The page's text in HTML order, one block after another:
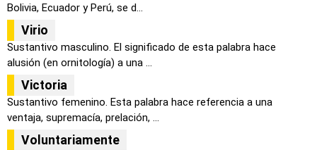
Bolivia, Ecuador y Perú, se d...
Virio
Sustantivo masculino. El significado de esta palabra hace
alusión (en ornitología) a una ...
Victoria
Sustantivo femenino. Esta palabra hace referencia a una
ventaja, supremacía, prelación, ...
Voluntariamente